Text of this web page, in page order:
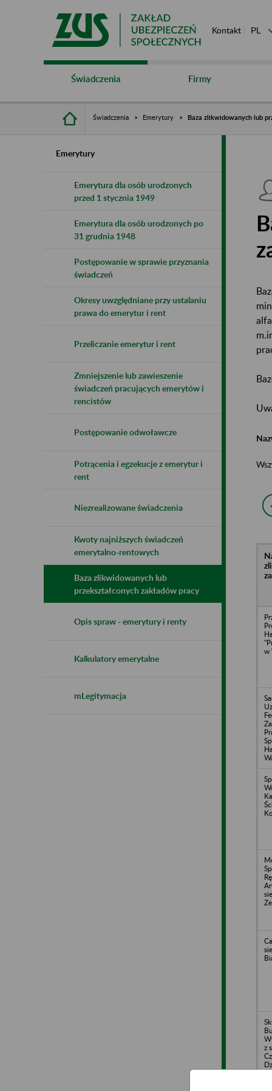
Kontakt
Świadczenia Firmy
Świadczenia Emerytury Baza zlikwidowanych lub
Emerytury
Emerytura dla osób urodzonych
przed 1 stycznia 1949
Emerytura dla osób urodzonych po
31 grudnia 1948
Postępowanie w sprawie przyznania
świadczeń
Okresy uwzględniane przy ustalaniu
prawa do emerytur i rent
Przeliczanie emerytur i rent
Zmniejszenie lub zawieszenie
świadczeń pracujących emerytów i
rencistów
Postępowanie odwoławcze
Potrącenia i egzekucje z emerytur i
rent
Niezrealizowane świadczenia
Kwoty najniższych świadczeń
emerytalno-rentowych
Baza zlikwidowanych lub
przekształconych zakładów pracy
Opis spraw - emerytury i renty
Kalkulatory emerytalne
mLegitymacja
w
z